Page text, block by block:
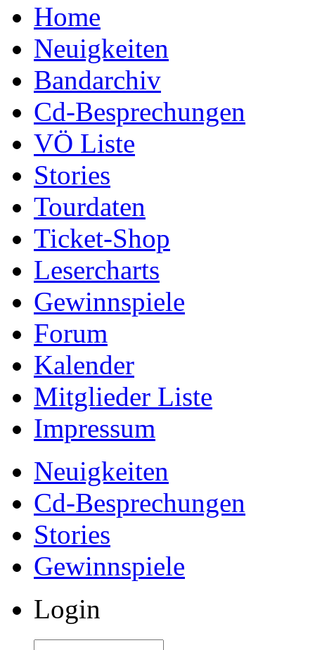
Home
Neuigkeiten
Bandarchiv
Cd-Besprechungen
VÖ Liste
Stories
Tourdaten
Ticket-Shop
Lesercharts
Gewinnspiele
Forum
Kalender
Mitglieder Liste
Impressum
Neuigkeiten
Cd-Besprechungen
Stories
Gewinnspiele
Login